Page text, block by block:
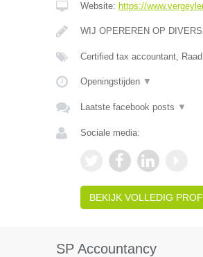
Website: https://
WIJ OPEREREN OP
Certified tax accountant,
Openingstijden ▼
Laatste facebook posts ▼
Sociale media:
BEKIJK VOLLEDIG
SP Accountancy